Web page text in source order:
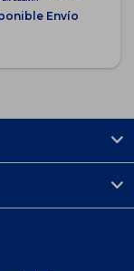
Envío